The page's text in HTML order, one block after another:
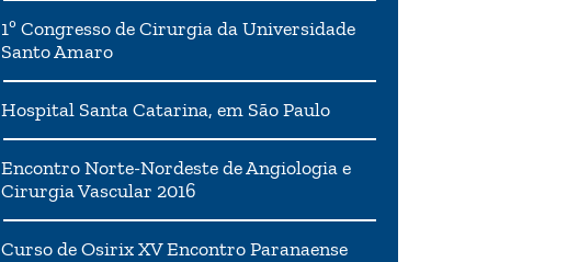
1º Congresso de Cirurgia da Universidade
Santo Amaro
Hospital Santa Catarina, em São Paulo
Encontro Norte-Nordeste de Angiologia e
Cirurgia Vascular 2016
Curso de Osirix XV Encontro Paranaense